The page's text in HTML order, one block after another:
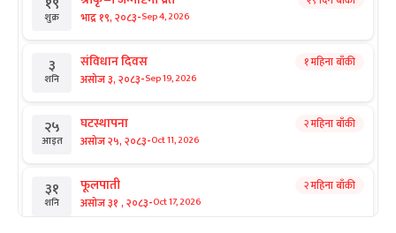
शुक्र भाद्र १९, २०८३-Sep 4, 2026
३
शनि
संविधान दिवस
असोज ३, २०८३-Sep 19, 2026
१ महिना बाँकी
२५
आइत
घटस्थापना
असोज २५, २०८३-Oct 11, 2026
२ महिना बाँकी
३१
शनि
फूलपाती
असोज ३१ , २०८३-Oct 17, 2026
२ महिना बाँकी